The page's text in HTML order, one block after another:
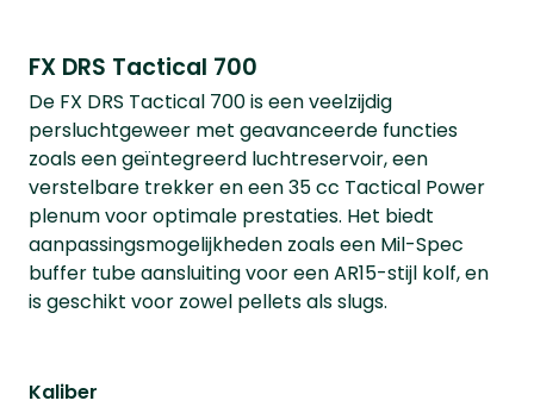
FX DRS Tactical 700
De FX DRS Tactical 700 is een veelzijdig
persluchtgeweer met geavanceerde functies
zoals een geïntegreerd luchtreservoir, een
verstelbare trekker en een 35 cc Tactical Power
plenum voor optimale prestaties. Het biedt
aanpassingsmogelijkheden zoals een Mil-Spec
buffer tube aansluiting voor een AR15-stijl kolf, en
is geschikt voor zowel pellets als slugs.
Kaliber